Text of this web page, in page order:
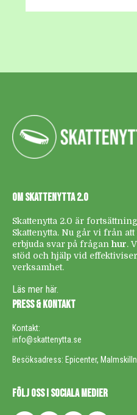
OM SKATTENYTTA 2.0
Skattenytta 2.0 är
Skattenytta. Nu går vi från
erbjuda svar på frågan hur.
stöd och hjälp vid
verksamhet.
Läs mer här.
PRESS & KONTAKT
Kontakt:
info@skattenytta.se
Besöksadress: Epicenter,
FÖLJ OSS I SOCIALA MEDIER